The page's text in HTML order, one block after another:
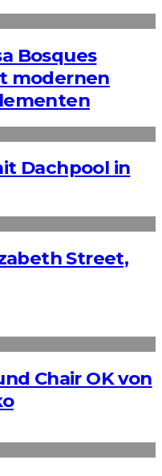
Bosques
modernen
Dachpool in
Street,
Chair OK von